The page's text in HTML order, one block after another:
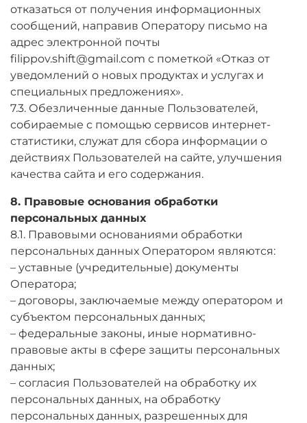
отказаться от получения информационных
сообщений, направив Оператору письмо на
адрес электронной почты
filippov.shift@gmail.com с пометкой «Отказ от
уведомлений о новых продуктах и услугах и
специальных предложениях».
7.3. Обезличенные данные Пользователей,
собираемые с помощью сервисов интернет-
статистики, служат для сбора информации о
действиях Пользователей на сайте, улучшения
качества сайта и его содержания.
8. Правовые основания обработки
персональных данных
8.1. Правовыми основаниями обработки
персональных данных Оператором являются:
– уставные (учредительные) документы
Оператора;
– договоры, заключаемые между оператором и
субъектом персональных данных;
– федеральные законы, иные нормативно-
правовые акты в сфере защиты персональных
данных;
– согласия Пользователей на обработку их
персональных данных, на обработку
персональных данных, разрешенных для